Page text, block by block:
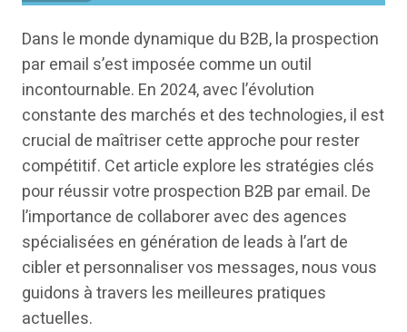
Dans le monde dynamique du B2B, la prospection
par email s’est imposée comme un outil
incontournable. En 2024, avec l’évolution
constante des marchés et des technologies, il est
crucial de maîtriser cette approche pour rester
compétitif. Cet article explore les stratégies clés
pour réussir votre prospection B2B par email. De
l’importance de collaborer avec des agences
spécialisées en génération de leads à l’art de
cibler et personnaliser vos messages, nous vous
guidons à travers les meilleures pratiques
actuelles.